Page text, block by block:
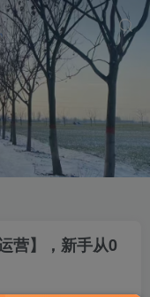
营】，新手从0